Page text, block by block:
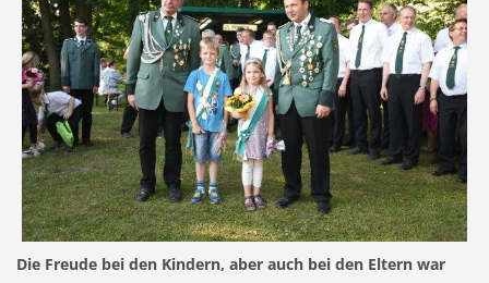
Die Freude bei den Kindern, aber auch bei den Eltern war